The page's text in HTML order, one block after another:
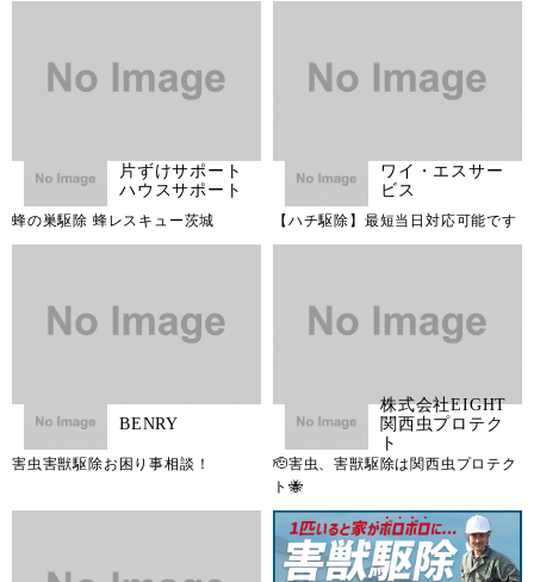
片ずけサポート
ハウスサポート
蜂の巣駆除 蜂レスキュー茨城
ワイ・エスサー
ビス
【ハチ駆除】最短当日対応可能です
BENRY
害虫害獣駆除お困り事相談！
株式会社EIGHT
関西虫プロテク
ト
🫡害虫、害獣駆除は関西虫プロテク
ト🐝